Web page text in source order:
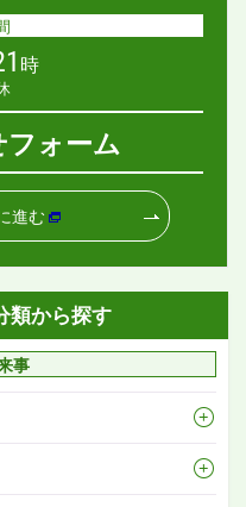
時
ォーム
進む
類から探す
事